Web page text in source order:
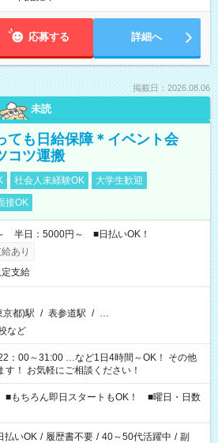
応募する 詳細へ
掲載日：2026.08.06
未読
ても日給保障＊イベント会
コツ運搬
社会人未経験OK
大学生歓迎
接OK
半日：5000円～ ■日払いOK！
あり
支給
京都)駅 / 表参道駅 / …
など
00～31:00 …など1日4時間～OK！ その他
す！ お気軽にご相談ください！
もちろん即日スタートもOK！ ■曜日・日数
払いOK / 履歴書不要 / 40～50代活躍中 / 副